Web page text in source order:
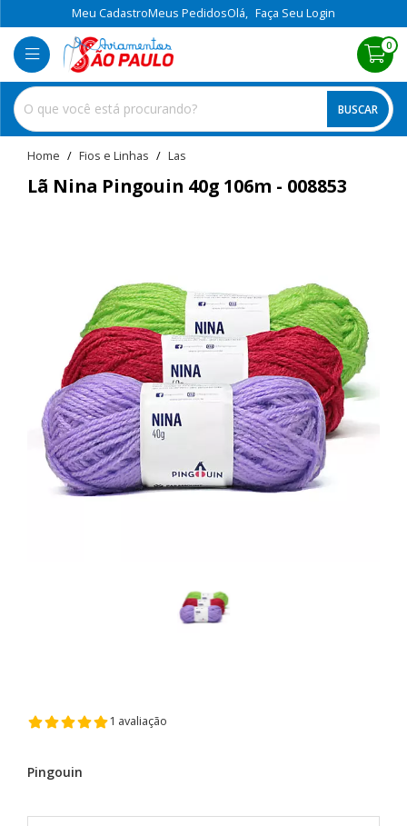
Meu CadastroMeus PedidosOlá, Faça Seu Login
BUSCAR
0
home Fios e Linhas las
Lã Nina Pingouin 40g 106m - 008853
1 avaliação
Pingouin